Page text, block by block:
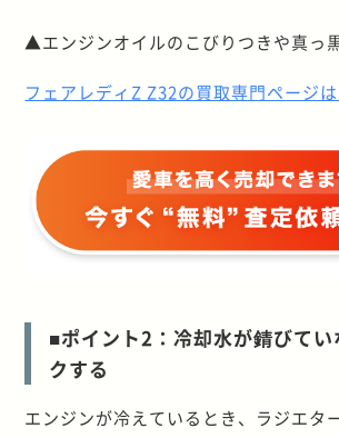
▲エンジンオイルのこびりつきや真っ
フェアレディZ Z32の買取専門ページ
■ポイント2：冷却水が錆びてい
クする
エンジンが冷えているとき、ラジエタ